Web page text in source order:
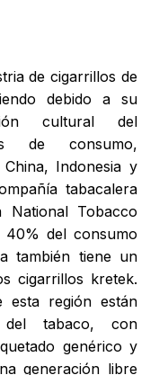
de cigarrillos de
debido a su
cultural del
de consumo,
Indonesia y
tabacalera
National Tobacco
40% del consumo
también tiene un
cigarrillos kretek.
esta región están
del tabaco, con
genérico y
generación libre